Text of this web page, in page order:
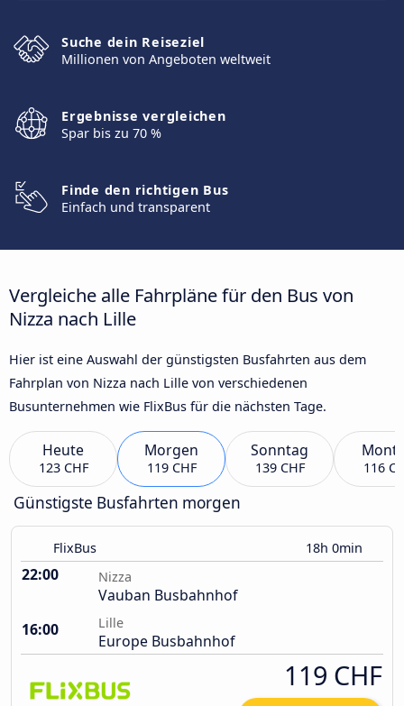
Suche dein Reiseziel
Millionen von Angeboten weltweit
Ergebnisse vergleichen
Spar bis zu 70 %
Finde den richtigen Bus
Einfach und transparent
Vergleiche alle Fahrpläne für den Bus von
Nizza nach Lille
Hier ist eine Auswahl der günstigsten Busfahrten aus dem
Fahrplan von Nizza nach Lille von verschiedenen
Busunternehmen wie FlixBus für die nächsten Tage.
Heute
123 CHF
Morgen
119 CHF
Sonntag
139 CHF 116
Günstigste Busfahrten morgen
FlixBus 18h 0min
22:00 Nizza
Vauban Busbahnhof
16:00
Lille
Europe Busbahnhof
119 CHF